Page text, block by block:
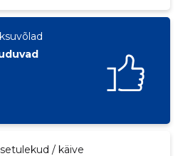
/ käive